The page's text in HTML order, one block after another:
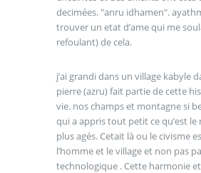
decimées. "anru idhamen".
trouver un etat d’ame qui me
refoulant) de cela.
j’ai grandi dans un village kabyle
pierre (azru) fait partie de cette
vie. nos champs et montagne si
qui a appris tout petit ce qu’est le
plus agés. Cetait là ou le civisme
l’homme et le village et non pas
technologique . Cette harmonie